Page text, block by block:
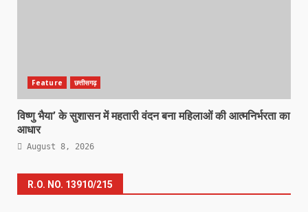
Feature छत्तीसगढ़
विष्णु भैया’ के सुशासन में महतारी वंदन बना महिलाओं की आत्मनिर्भरता का
आधार
August 8, 2026
R.O. NO. 13910/215